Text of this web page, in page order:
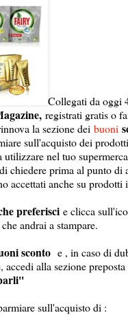
Collegati da oggi
registrati gratis o
la sezione dei buoni
sull'acquisto dei prodotti
utilizzare nel tuo
chiedere prima al punto di
accettati anche su prodotti
preferisci e clicca
andrai a stampare.
sconto e , in caso di
accedi alla sezione
sull'acquisto di :